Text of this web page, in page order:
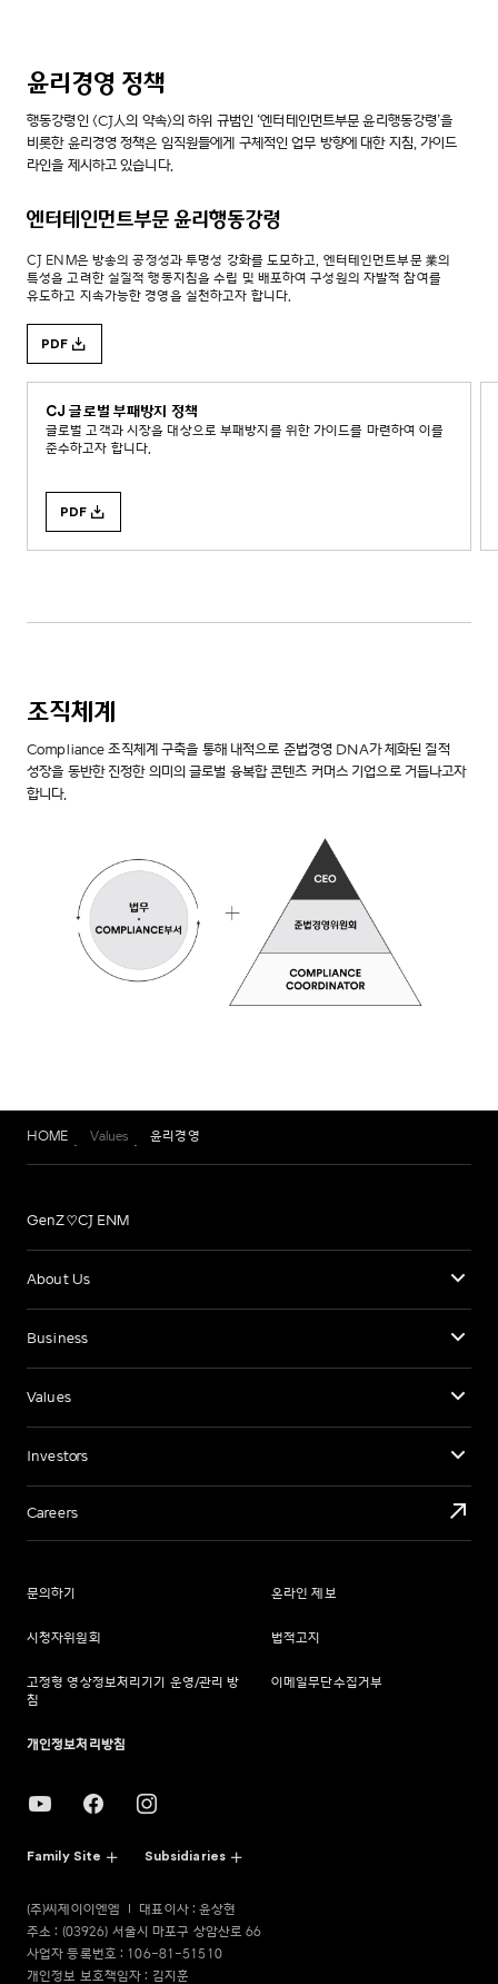
윤리경영 정책
행동강령인 <CJ人의 약속>의 하위 규범인 ‘엔터테인먼트부문 윤리행동강령’을
비롯한 윤리경영 정책은 임직원들에게 구체적인 업무 방향에 대한 지침, 가이드
라인을 제시하고 있습니다.
엔터테인먼트부문 윤리행동강령
CJ ENM은 방송의 공정성과 투명성 강화를 도모하고, 엔터테인먼트부문 業의
특성을 고려한 실질적 행동지침을 수립 및 배포하여 구성원의 자발적 참여를
유도하고 지속가능한 경영을 실천하고자 합니다.
PDF
CJ 글로벌 부패방지 정책
글로벌 고객과 시장을 대상으로 부패방지를 위한 가이드를 마련하여 이를
준수하고자 합니다.
PDF
조직체계
Compliance 조직체계 구축을 통해 내적으로 준법경영 DNA가 체화된 질적
성장을 동반한 진정한 의미의 글로벌 융복합 콘텐츠 커머스 기업으로 거듭나고자
합니다.
HOME Values 윤리경영
GenZ♡CJ ENM
About Us
Business
Values
Investors
Careers
문의하기 온라인 제보
시청자위원회 법적고지
고정형 영상정보처리기기 운영/관리 방
침
이메일무단수집거부
개인정보처리방침
Family Site Subsidiaries
(주)씨제이이엔엠
대표이사 : 윤상현
주소 : (03926) 서울시 마포구 상암산로 66
사업자 등록번호 : 106-81-51510
개인정보 보호책임자 : 김지훈